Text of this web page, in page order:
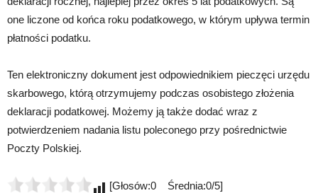
one liczone od końca roku podatkowego, w którym upływa termin
płatności podatku.
Ten elektroniczny dokument jest odpowiednikiem pieczęci urzędu
skarbowego, którą otrzymujemy podczas osobistego złożenia
deklaracji podatkowej. Możemy ją także dodać wraz z
potwierdzeniem nadania listu poleconego przy pośrednictwie
Poczty Polskiej.
[Głosów:0 Średnia:0/5]